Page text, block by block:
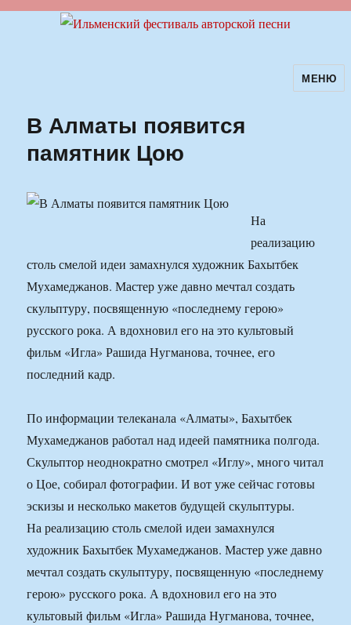
Ильменский фестиваль авторскойМЕНЮ
В Алматы появится
памятник Цою
На
реализацию
столь смелой идеи замахнулся художник Бахытбек
Мухамеджанов. Мастер уже давно мечтал создать
скульптуру, посвященную «последнему герою»
русского рока. А вдохновил его на это культовый
фильм «Игла» Рашида Нугманова, точнее, его
последний кадр.
По информации телеканала «Алматы», Бахытбек
Мухамеджанов работал над идеей памятника полгода.
Скульптор неоднократно смотрел «Иглу», много читал
о Цое, собирал фотографии. И вот уже сейчас готовы
эскизы и несколько макетов будущей скульптуры.
На реализацию столь смелой идеи замахнулся
художник Бахытбек Мухамеджанов. Мастер уже давно
мечтал создать скульптуру, посвященную «последнему
герою» русского рока. А вдохновил его на это
культовый фильм «Игла» Рашида Нугманова, точнее,